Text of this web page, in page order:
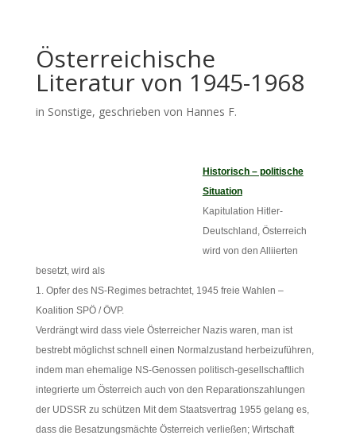
Österreichische
Literatur von 1945-1968
in Sonstige, geschrieben von Hannes F.
Historisch – politische
Situation
Kapitulation Hitler-
Deutschland, Österreich
wird von den Alliierten
besetzt, wird als
1. Opfer des NS-Regimes betrachtet, 1945 freie Wahlen –
Koalition SPÖ / ÖVP.
Verdrängt wird dass viele Österreicher Nazis waren, man ist
bestrebt möglichst schnell einen Normalzustand herbeizuführen,
indem man ehemalige NS-Genossen politisch-gesellschaftlich
integrierte um Österreich auch von den Reparationszahlungen
der UDSSR zu schützen Mit dem Staatsvertrag 1955 gelang es,
dass die Besatzungsmächte Österreich verließen; Wirtschaft